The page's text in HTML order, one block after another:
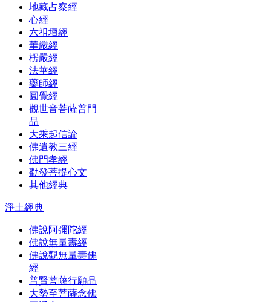
地藏占察經
心經
六祖壇經
華嚴經
楞嚴經
法華經
藥師經
圓覺經
觀世音菩薩普門
品
大乘起信論
佛遺教三經
佛門孝經
勸發菩提心文
其他經典
淨土經典
佛說阿彌陀經
佛說無量壽經
佛說觀無量壽佛
經
普賢菩薩行願品
大勢至菩薩念佛